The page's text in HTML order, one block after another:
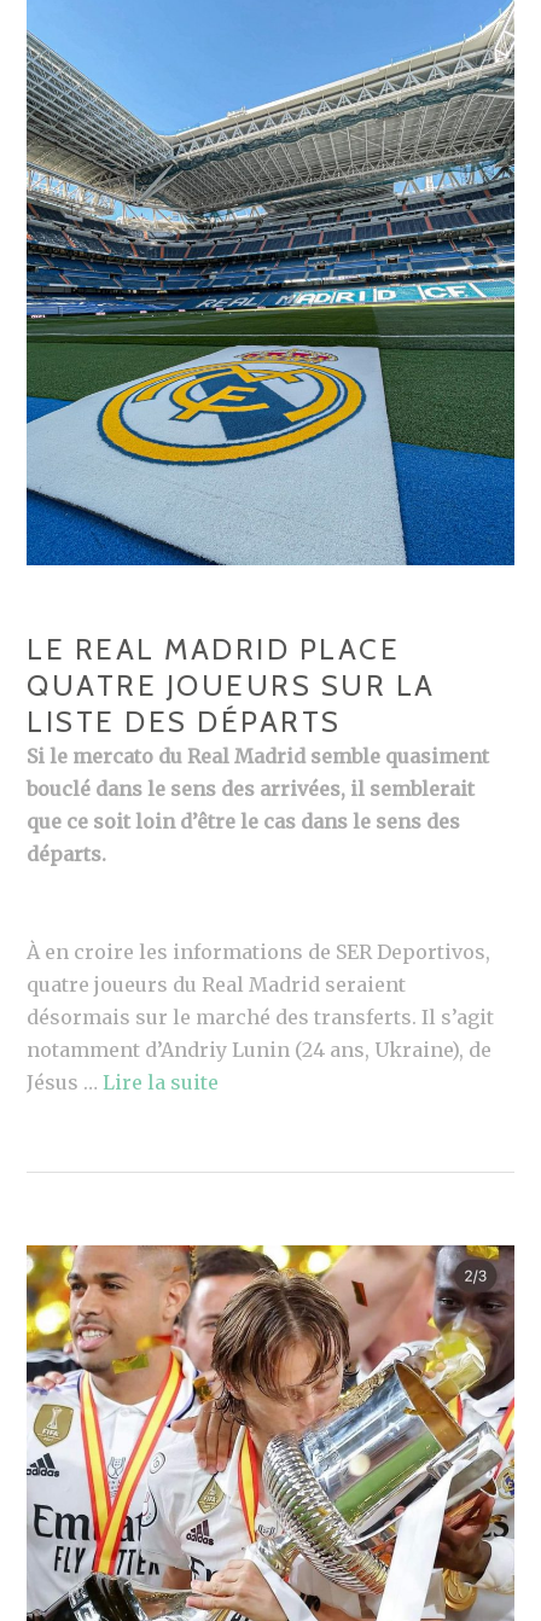
LE REAL MADRID PLACE
QUATRE JOUEURS SUR LA
LISTE DES DÉPARTS
Si le mercato du Real Madrid semble quasiment
bouclé dans le sens des arrivées, il semblerait
que ce soit loin d’être le cas dans le sens des
départs.
À en croire les informations de SER Deportivos,
quatre joueurs du Real Madrid seraient
désormais sur le marché des transferts. Il s’agit
notamment d’Andriy Lunin (24 ans, Ukraine), de
Jésus …Lire la suite